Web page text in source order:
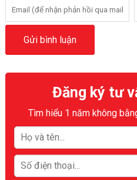
Đăng ký tư
Tìm hiểu 1 năm không